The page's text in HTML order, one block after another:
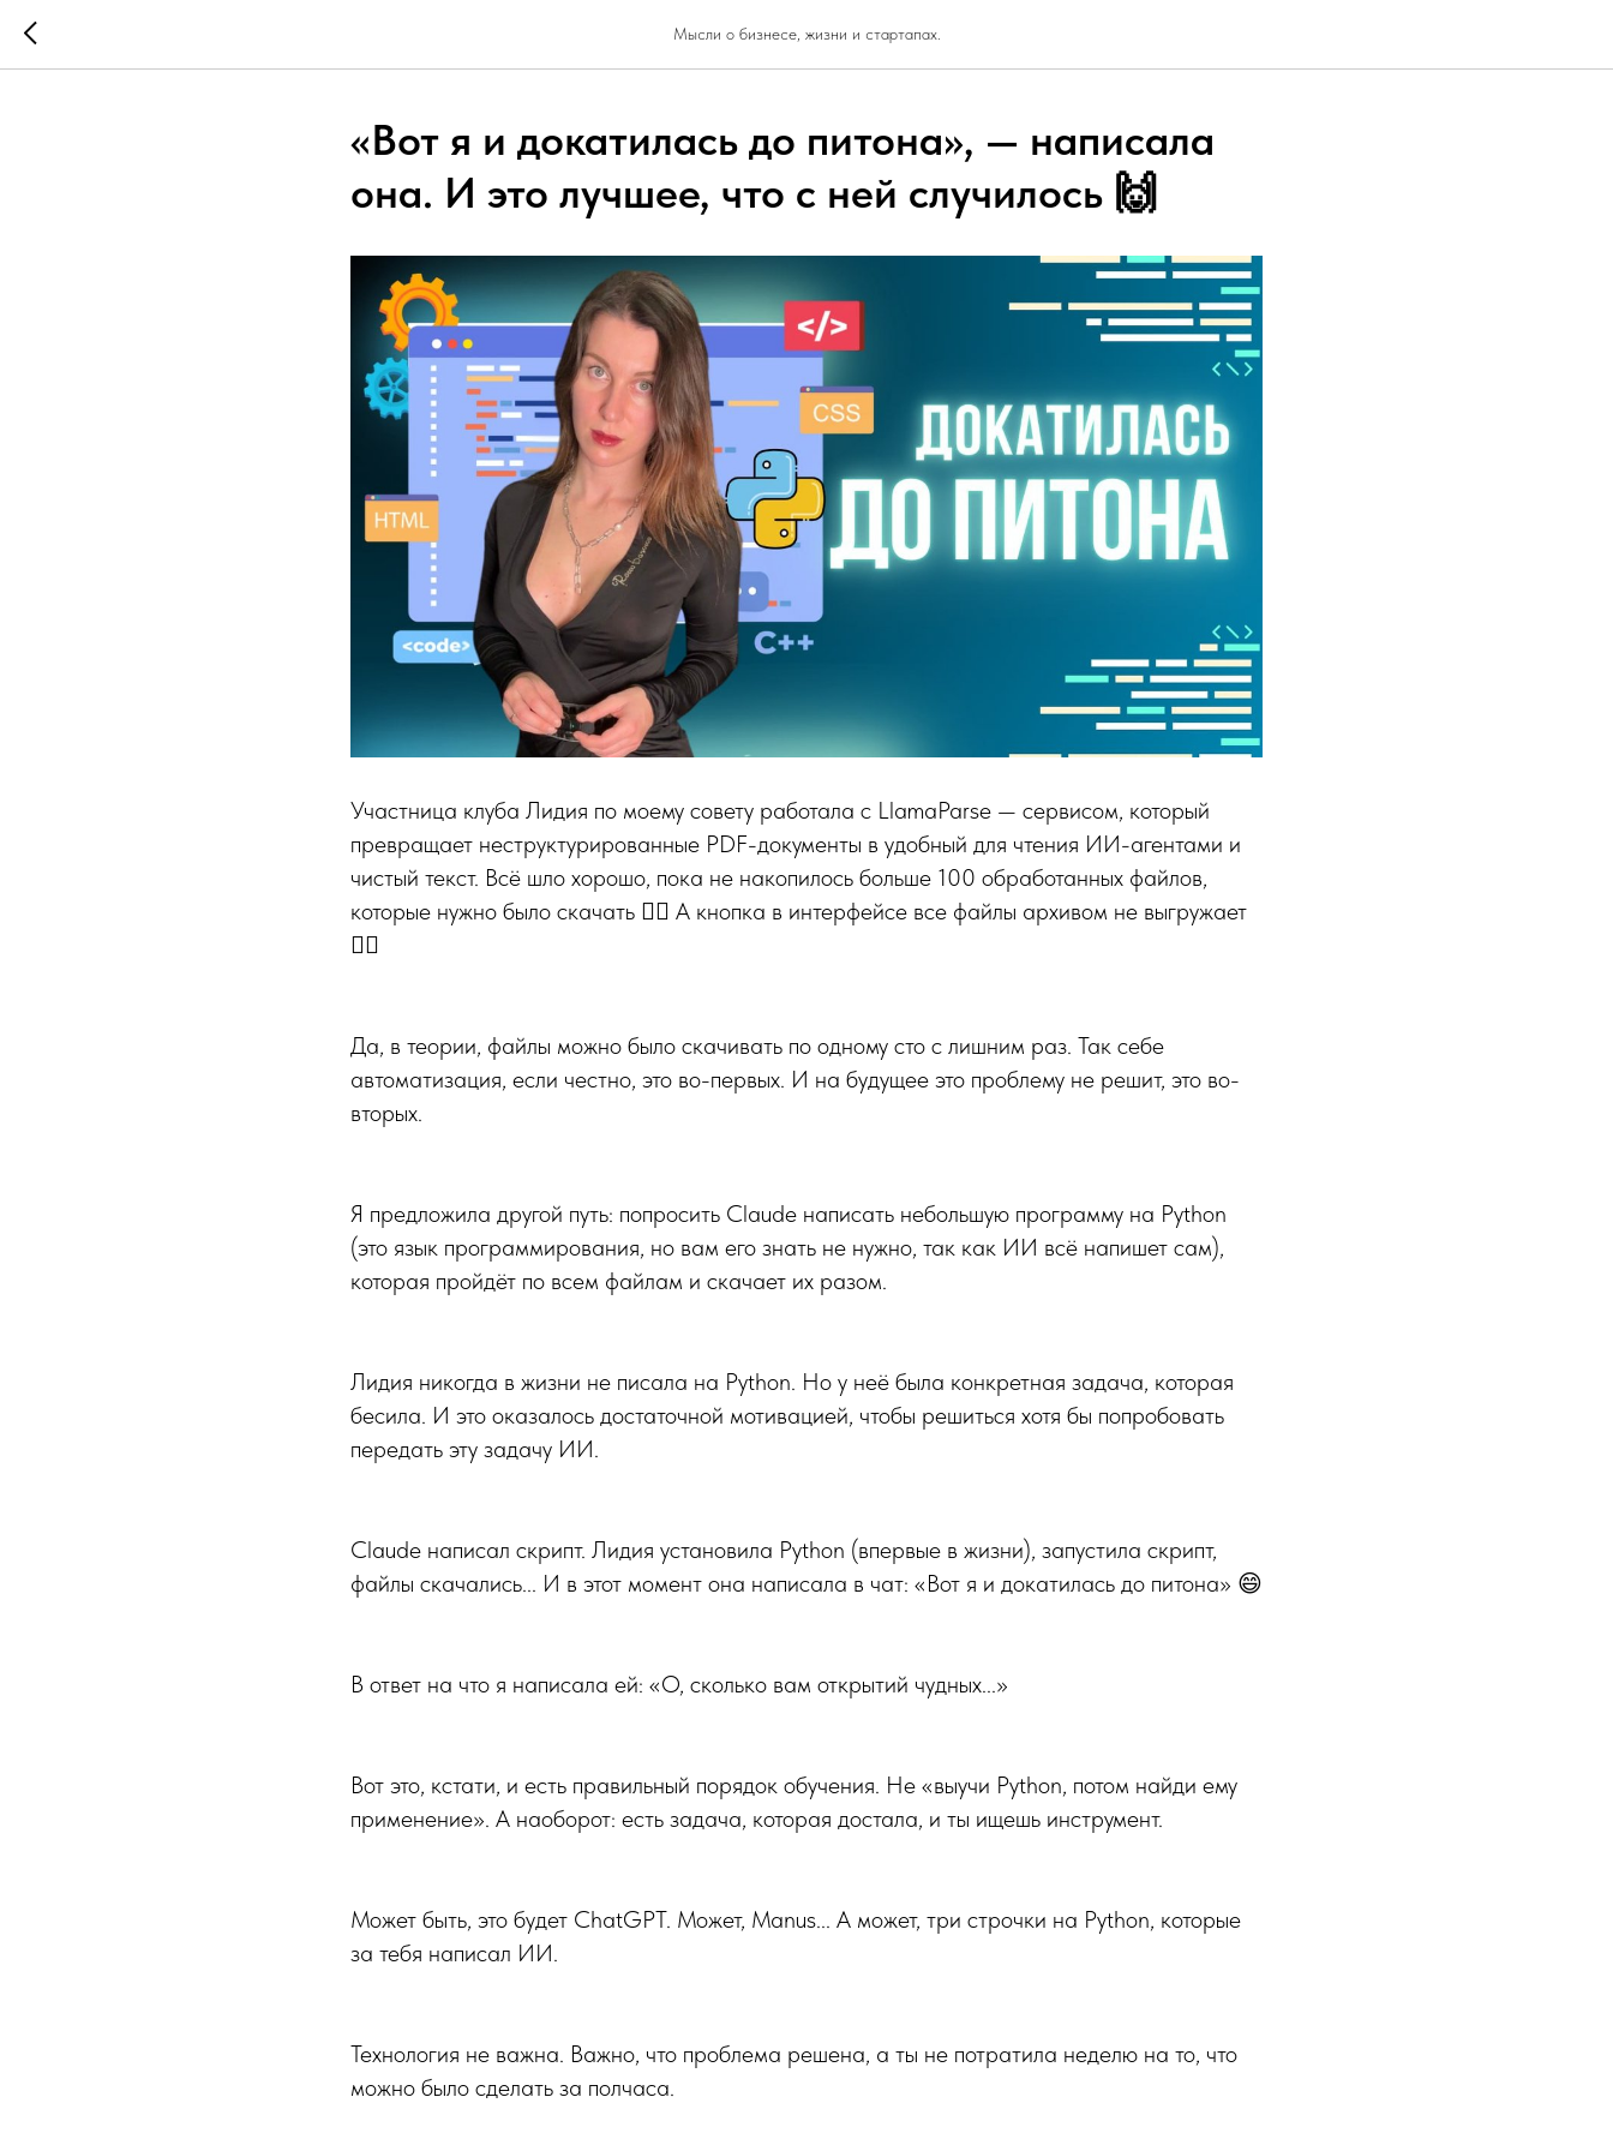
Мысли о бизнесе, жизни и стартапах.
«Вот я и докатилась до питона», — написала
она. И это лучшее, что с ней случилось 🙌
Участница клуба Лидия по моему совету работала с LlamaParse — сервисом, который
превращает неструктурированные PDF-документы в удобный для чтения ИИ-агентами и
чистый текст. Всё шло хорошо, пока не накопилось больше 100 обработанных файлов,
которые нужно было скачать 🤦‍♀️ А кнопка в интерфейсе все файлы архивом не выгружает
🤷‍♀️
Да, в теории, файлы можно было скачивать по одному сто с лишним раз. Так себе
автоматизация, если честно, это во-первых. И на будущее это проблему не решит, это во-
вторых.
Я предложила другой путь: попросить Claude написать небольшую программу на Python
(это язык программирования, но вам его знать не нужно, так как ИИ всё напишет сам),
которая пройдёт по всем файлам и скачает их разом.
Лидия никогда в жизни не писала на Python. Но у неё была конкретная задача, которая
бесила. И это оказалось достаточной мотивацией, чтобы решиться хотя бы попробовать
передать эту задачу ИИ.
Claude написал скрипт. Лидия установила Python (впервые в жизни), запустила скрипт,
файлы скачались... И в этот момент она написала в чат: «Вот я и докатилась до питона» 😄
В ответ на что я написала ей: «О, сколько вам открытий чудных...»
Вот это, кстати, и есть правильный порядок обучения. Не «выучи Python, потом найди ему
применение». А наоборот: есть задача, которая достала, и ты ищешь инструмент.
Может быть, это будет ChatGPT. Может, Manus... А может, три строчки на Python, которые
за тебя написал ИИ.
Технология не важна. Важно, что проблема решена, а ты не потратила неделю на то, что
можно было сделать за полчаса.